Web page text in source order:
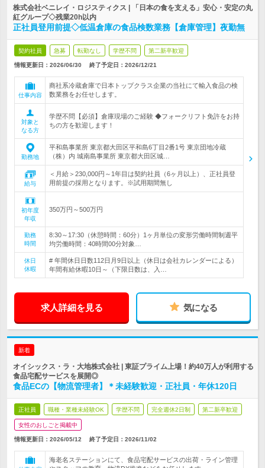
株式会社ベニレイ・ロジスティクス | 「日本の食を支える」安心・安定の丸
紅グループ◇残業20h以内
正社員登用前提◇低温倉庫の食品検数業務【倉庫管理】夜勤無
契約社員 急募 転勤なし 学歴不問 第二新卒歓迎
情報更新日：2026/06/30 終了予定日： 2026/12/21
仕事内容
商社系冷蔵倉庫で日本トップクラス企業の当社にて輸入食品の検
数業務をお任せします。
対象と
なる方
学歴不問【必須】倉庫現場のご経験 ◆フォークリフト免許をお持
ちの方を歓迎します！
勤務地
平和島事業所 東京都大田区平和島6丁目2番1号 東京団地冷蔵
（株）内 城南島事業所 東京都大田区城…
給与
＜月給＞230,000円～1年目は契約社員（6ヶ月以上）、正社員登
用前提の採用となります。※試用期間無し
初年度
年収
350万円～500万円
勤務
時間
8:30～17:30（休憩時間：60分）1ヶ月単位の変形労働時間制週平
均労働時間：40時間00分対象…
休日
休暇
# 年間休日日数112日月9日以上（休日は会社カレンダーによる）
年間有給休暇10日～（下限日数は、入…
求人詳細を見る 気になる
新着
オイシックス・ラ・大地株式会社 | 東証プライム上場！約40万人が利用する
食品宅配サービスを展開◎
食品ECの【物流管理者】＊未経験歓迎・正社員・年休120日
正社員 職種・業種未経験OK 学歴不問 完全週休2日制 第二新卒歓迎
女性のおしごと掲載中
情報更新日：2026/05/12 終了予定日： 2026/11/02
海老名ステーションにて、食品宅配サービスの出荷・ライン管理